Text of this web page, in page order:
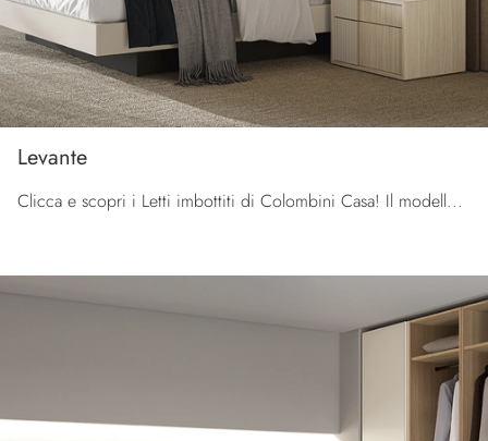
Levante
Clicca e scopri i Letti imbottiti di Colombini Casa! Il modello Levante in tessuto ti aspetta nelle versioni matrimoniali.